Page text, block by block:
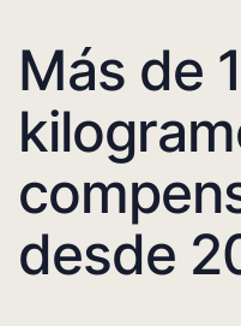
Más de
desde